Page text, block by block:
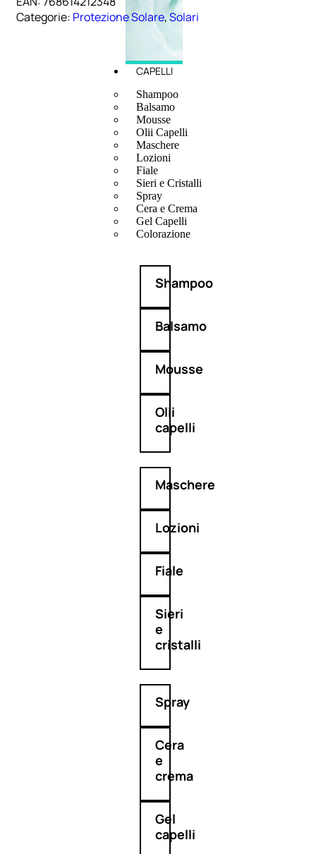
CAPELLI
Shampoo
Balsamo
Mousse
Olii Capelli
Maschere
Lozioni
Fiale
Sieri e Cristalli
Spray
Cera e Crema
Gel Capelli
Colorazione
Shampoo
Balsamo
Mousse
Olii
capelli
Maschere
Lozioni
Fiale
Sieri
e
cristalli
Spray
Cera
e
crema
Gel
capelli
Categorie: Protezione Solare,Solari